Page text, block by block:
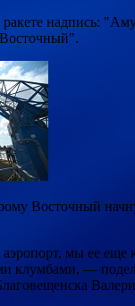
надпись:
Восточный
мы ее еще
клумбами, —